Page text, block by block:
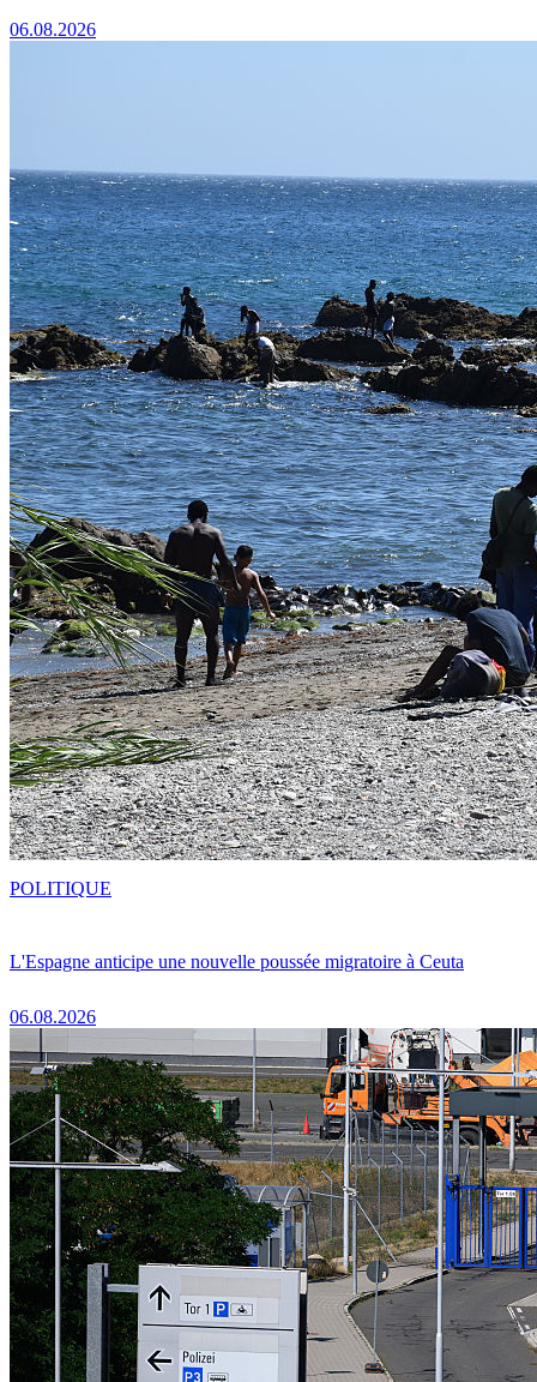
06.08.2026
L'Espagne anticipe une nouvelle poussée migratoire à Ceuta
06.08.2026
POLITIQUE